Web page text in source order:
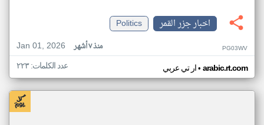
اخبار جزر القمر
Politics
Jan 01, 2026
منذ ٧ أشهر PG03WV
ار تي عربي• arabic.rt.com عدد الكلمات: ٢٢٣